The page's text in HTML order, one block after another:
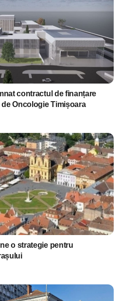
contractul de finanțare
Oncologie Timișoara
o strategie pentru